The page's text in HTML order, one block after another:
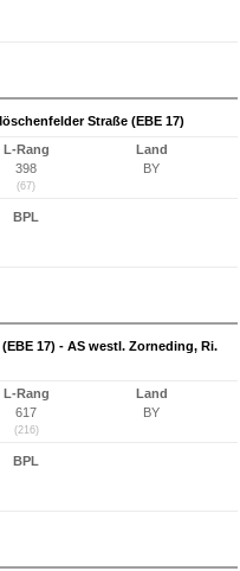
Straße (EBE 17)
L-Rang
398
(67)
Land
BY
BPL
17) - AS westl. Zorneding, Ri.
L-Rang
617
(216)
Land
BY
BPL